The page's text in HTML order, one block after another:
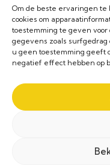
Om de beste ervaringen te
cookies om
toestemming te geven
gegevens zoals
u geen toestemming geeft
negatief effect hebben op
02 486 63 76
Socials